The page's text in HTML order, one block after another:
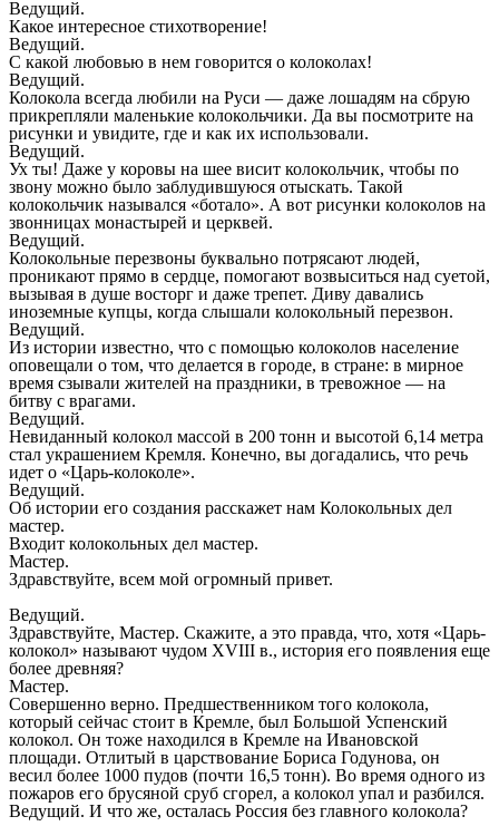
Ведущий.
Какое интересное стихотворение!
Ведущий.
С какой любовью в нем говорится о колоколах!
Ведущий.
Колокола всегда любили на Руси — даже лошадям на сбрую
прикрепляли маленькие колокольчики. Да вы посмотрите на
рисунки и увидите, где и как их использовали.
Ведущий.
Ух ты! Даже у коровы на шее висит колокольчик, чтобы по
звону можно было заблудившуюся отыскать. Такой
колокольчик назывался «ботало». А вот рисунки колоколов на
звонницах монастырей и церквей.
Ведущий.
Колокольные перезвоны буквально потрясают людей,
проникают прямо в сердце, помогают возвыситься над суетой,
вызывая в душе восторг и даже трепет. Диву давались
иноземные купцы, когда слышали колокольный перезвон.
Ведущий.
Из истории известно, что с помощью колоколов население
оповещали о том, что делается в городе, в стране: в мирное
время сзывали жителей на праздники, в тревожное — на
битву с врагами.
Ведущий.
Невиданный колокол массой в 200 тонн и высотой 6,14 метра
стал украшением Кремля. Конечно, вы догадались, что речь
идет о «Царь-колоколе».
Ведущий.
Об истории его создания расскажет нам Колокольных дел
мастер.
Входит колокольных дел мастер.
Мастер.
Здравствуйте, всем мой огромный привет.
Ведущий.
Здравствуйте, Мастер. Скажите, а это правда, что, хотя «Царь-
колокол» называют чудом XVIII в., история его появления еще
более древняя?
Мастер.
Совершенно верно. Предшественником того колокола,
который сейчас стоит в Кремле, был Большой Успенский
колокол. Он тоже находился в Кремле на Ивановской
площади. Отлитый в царствование Бориса Годунова, он
весил более 1000 пудов (почти 16,5 тонн). Во время одного из
пожаров его брусяной сруб сгорел, а колокол упал и разбился.
Ведущий. И что же, осталась Россия без главного колокола?